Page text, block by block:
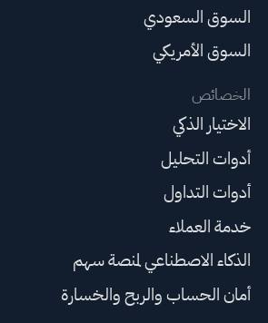
السوق السعودي
السوق الأمريكي
الخصائص
الاختيار الذكي
أدوات التحليل
أدوات التداول
خدمة العملاء
الذكاء الاصطناعي لمنصة سهم
أمان الحساب والربح والخسارة